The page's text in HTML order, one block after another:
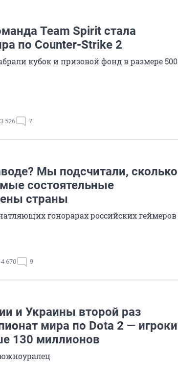
Team Spirit стала
по Counter-Strike 2
кубок и призовой фонд в размере 500
3 526 7
Мы подсчитали, сколько
состоятельные
страны
гонорарах российских геймеров
4 670 9
и Украины второй раз
мира по Dota 2 — игроки
130 миллионов